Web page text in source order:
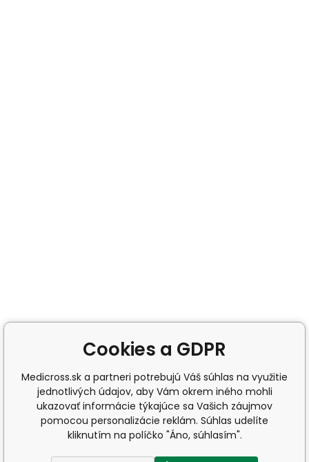
Cookies a GDPR
Medicross.sk a partneri potrebujú Váš súhlas na využitie
jednotlivých údajov, aby Vám okrem iného mohli
ukazovať informácie týkajúce sa Vašich záujmov
pomocou personalizácie reklám. Súhlas udelíte
kliknutím na políčko "Áno, súhlasím".